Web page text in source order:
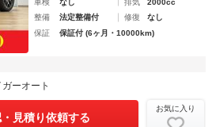
整備
法定整備付 修復
なし
保証
保証付 (6ヶ月・10000km)
ガーオート
見積り依頼する
お気に入り